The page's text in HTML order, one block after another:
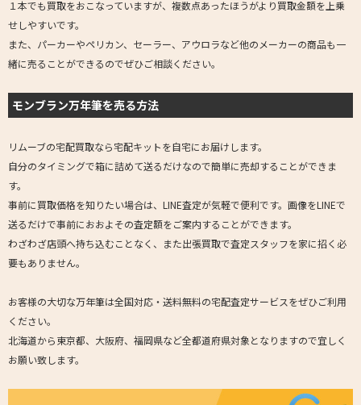
１本でも買取をおこなっていますが、複数点あったほうがより買取金額を上乗
せしやすいです。
また、パーカーやペリカン、セーラー、アウロラなど他のメーカーの商品も一
緒に売ることができるのでぜひご相談ください。
モンブラン万年筆を売る方法
リムーブの宅配買取なら宅配キットを自宅にお届けします。
自分のタイミングで箱に詰めて送るだけなので簡単に売却することができま
す。
事前に買取価格を知りたい場合は、LINE査定が気軽で便利です。画像をLINEで
送るだけで事前におおよその査定額をご案内することができます。
わざわざ店頭へ持ち込むことなく、また出張買取で査定スタッフを家に招く必
要もありません。
お客様の大切な万年筆は全国対応・送料無料の宅配査定サービスをぜひご利用
ください。
北海道から東京都、大阪府、福岡県など全都道府県対象となりますので宜しく
お願い致します。